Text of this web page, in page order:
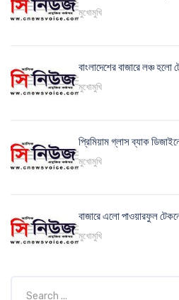
মুখোমুখি
বাংলাদেশের বাজারে লঞ্চ
মুখোমুখি
প্রিমিয়াম গ্লাস ব্যাক
মুখোমুখি
বাজারে এলো পাওয়ারফুল
মুখোমুখি